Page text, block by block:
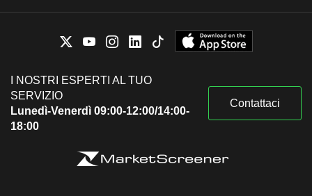
I NOSTRI ESPERTI AL TUO
SERVIZIO
Lunedì-Venerdì 09:00-12:00/14:00-
18:00
Contattaci